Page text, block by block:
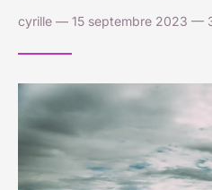
cyrille — 15 septembre 2023 —